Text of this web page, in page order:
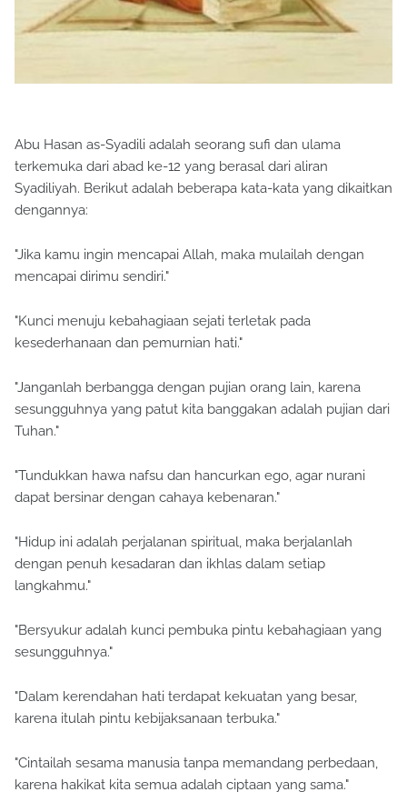
Abu Hasan as-Syadili adalah seorang sufi dan ulama
terkemuka dari abad ke-12 yang berasal dari aliran
Syadiliyah. Berikut adalah beberapa kata-kata yang dikaitkan
dengannya:
"Jika kamu ingin mencapai Allah, maka mulailah dengan
mencapai dirimu sendiri."
"Kunci menuju kebahagiaan sejati terletak pada
kesederhanaan dan pemurnian hati."
"Janganlah berbangga dengan pujian orang lain, karena
sesungguhnya yang patut kita banggakan adalah pujian dari
Tuhan."
"Tundukkan hawa nafsu dan hancurkan ego, agar nurani
dapat bersinar dengan cahaya kebenaran."
"Hidup ini adalah perjalanan spiritual, maka berjalanlah
dengan penuh kesadaran dan ikhlas dalam setiap
langkahmu."
"Bersyukur adalah kunci pembuka pintu kebahagiaan yang
sesungguhnya."
"Dalam kerendahan hati terdapat kekuatan yang besar,
karena itulah pintu kebijaksanaan terbuka."
"Cintailah sesama manusia tanpa memandang perbedaan,
karena hakikat kita semua adalah ciptaan yang sama."